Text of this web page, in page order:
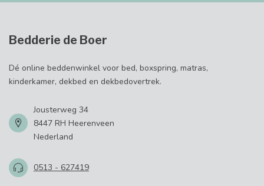
Bedderie de Boer
Dé online beddenwinkel voor bed, boxspring, matras,
kinderkamer, dekbed en dekbedovertrek.
Jousterweg 34
8447 RH Heerenveen
Nederland
0513 - 627419